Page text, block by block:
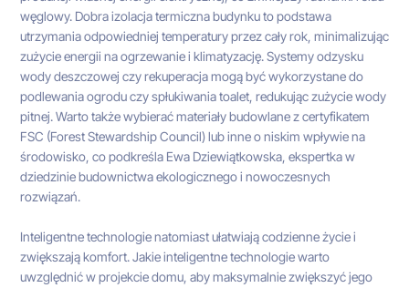
węglowy. Dobra izolacja termiczna budynku to podstawa
utrzymania odpowiedniej temperatury przez cały rok, minimalizując
zużycie energii na ogrzewanie i klimatyzację. Systemy odzysku
wody deszczowej czy rekuperacja mogą być wykorzystane do
podlewania ogrodu czy spłukiwania toalet, redukując zużycie wody
pitnej. Warto także wybierać materiały budowlane z certyfikatem
FSC (Forest Stewardship Council) lub inne o niskim wpływie na
środowisko, co podkreśla Ewa Dziewiątkowska, ekspertka w
dziedzinie budownictwa ekologicznego i nowoczesnych
rozwiązań.
Inteligentne technologie natomiast ułatwiają codzienne życie i
zwiększają komfort. Jakie inteligentne technologie warto
uwzględnić w projekcie domu, aby maksymalnie zwiększyć jego